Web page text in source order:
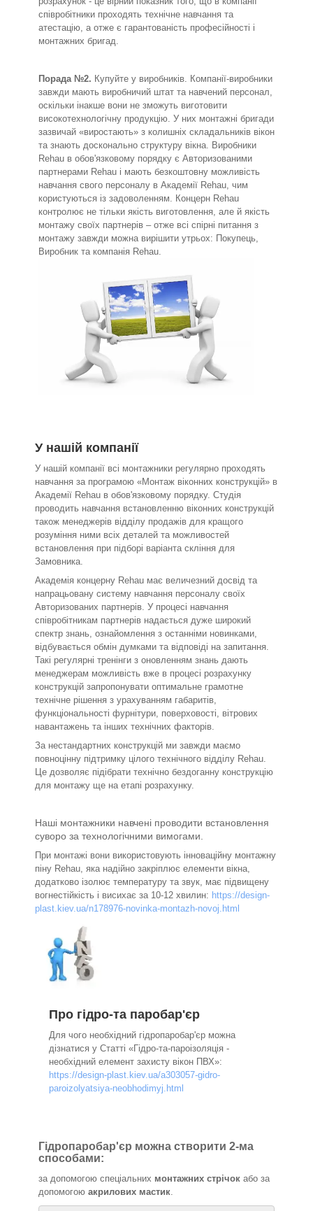
співробітники проходять технічне навчання та
атестацію, а отже є гарантованість професійності і
монтажних бригад.
Порада №2. Купуйте у виробників. Компанії-виробники
завжди мають виробничий штат та навчений персонал,
оскільки інакше вони не зможуть виготовити
високотехнологічну продукцію. У них монтажні бригади
зазвичай «виростають» з колишніх складальників вікон
та знають досконально структуру вікна. Виробники
Rehau в обов'язковому порядку є Авторизованими
партнерами Rehau і мають безкоштовну можливість
навчання свого персоналу в Академії Rehau, чим
користуються із задоволенням. Концерн Rehau
контролює не тільки якість виготовлення, але й якість
монтажу своїх партнерів – отже всі спірні питання з
монтажу завжди можна вирішити утрьох: Покупець,
Виробник та компанія Rehau.
У нашій компанії
У нашій компанії всі монтажники регулярно проходять
навчання за програмою «Монтаж віконних конструкцій» в
Академії Rehau в обов'язковому порядку. Студія
проводить навчання встановленню віконних конструкцій
також менеджерів відділу продажів для кращого
розуміння ними всіх деталей та можливостей
встановлення при підборі варіанта скління для
Замовника.
Академія концерну Rehau має величезний досвід та
напрацьовану систему навчання персоналу своїх
Авторизованих партнерів. У процесі навчання
співробітникам партнерів надається дуже широкий
спектр знань, ознайомлення з останніми новинками,
відбувається обмін думками та відповіді на запитання.
Такі регулярні тренінги з оновленням знань дають
менеджерам можливість вже в процесі розрахунку
конструкцій запропонувати оптимальне грамотне
технічне рішення з урахуванням габаритів,
функціональності фурнітури, поверховості, вітрових
навантажень та інших технічних факторів.
За нестандартних конструкцій ми завжди маємо
повноцінну підтримку цілого технічного відділу Rehau.
Це дозволяє підібрати технічно бездоганну конструкцію
для монтажу ще на етапі розрахунку.
Наші монтажники навчені проводити встановлення
суворо за технологічними вимогами.
При монтажі вони використовують інноваційну монтажну
піну Rehau, яка надійно закріплює елементи вікна,
додатково ізолює температуру та звук, має підвищену
вогнестійкість і висихає за 10-12 хвилин: https://design-
plast.kiev.ua/n178976-novinka-montazh-novoj.html
Про гідро-та паробар'єр
Для чого необхідний гідропаробар'єр можна
дізнатися у Статті «Гідро-та-пароізоляція -
необхідний елемент захисту вікон ПВХ»:
https://design-plast.kiev.ua/a303057-gidro-
paroizolyatsiya-neobhodimyj.html
Гідропаробар'єр можна створити 2-ма
способами:
за допомогою спеціальних монтажних стрічок або за
допомогою акрилових мастик